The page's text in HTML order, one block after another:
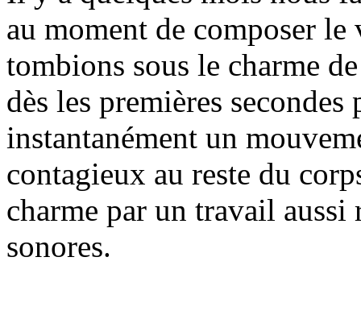
au moment de composer
tombions sous le charme
dès les premières
instantanément un
contagieux au reste du
charme par un travail aussi
sonores.